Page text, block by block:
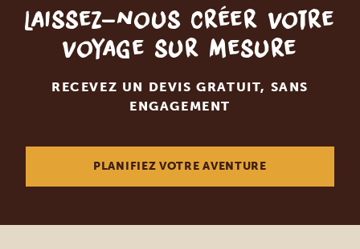
Laissez-nous créer votre
voyage sur mesure
RECEVEZ UN DEVIS GRATUIT, SANS
ENGAGEMENT
PLANIFIEZ VOTRE AVENTURE